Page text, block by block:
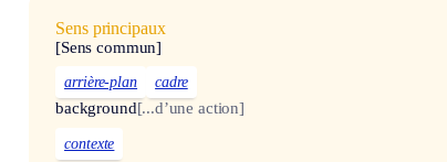
Sens principaux
[Sens commun]
arrière-plan cadre
background[...d’une action]
contexte